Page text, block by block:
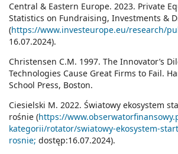
Central & Eastern Europe. 2023. Private
Statistics on Fundraising, Investments &
(https://www.investeurope.eu/research/
16.07.2024).
Christensen C.M. 1997. The Innovator’s
Technologies Cause Great Firms to Fail.
School Press, Boston.
Ciesielski M. 2022. Światowy ekosystem
rośnie (https://
kategorii/rotator/swiatowy-ekosystem-
rosnie; dostęp:16.07.2024).